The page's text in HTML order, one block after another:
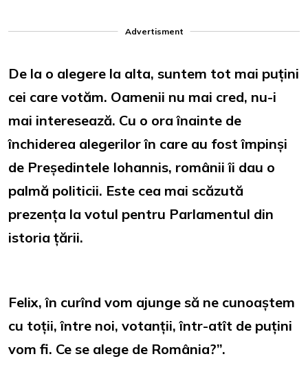
Advertisment
De la o alegere la alta, suntem tot mai puțini
cei care votăm. Oamenii nu mai cred, nu-i
mai interesează. Cu o ora înainte de
închiderea alegerilor în care au fost împinși
de Președintele Iohannis, românii îi dau o
palmă politicii. Este cea mai scăzută
prezența la votul pentru Parlamentul din
istoria țării.
Felix, în curînd vom ajunge să ne cunoaștem
cu toții, între noi, votanții, într-atît de puțini
vom fi. Ce se alege de România?”.